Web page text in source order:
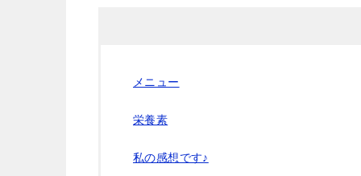
メニュー
栄養素
私の感想です♪